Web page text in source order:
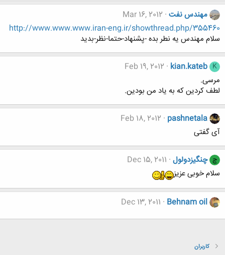
مهندس نفت Mar 16, 2012
http://www.www.www.iran-eng.ir/showthread.php/355460
سلام مهندس یه نطر بده -پشنهاد-حتما-نظر-بدید
K
kian.kateb
Feb 19, 2012
مرسی.
لطف کردین که به یاد من بودین.
pashnetala
Feb 18, 2012
آی گفتی
چ چنگیزدولول Dec 15, 2011
سلام خوبی عزیز
Behnam oil
Dec 13, 2011
کاربران